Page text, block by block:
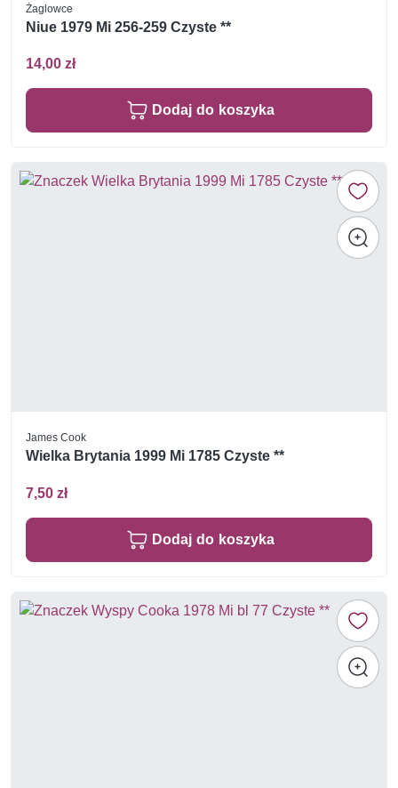
Żaglowce
Niue 1979 Mi 256-259 Czyste **
14,00 zł
Dodaj do koszyka
James Cook
Wielka Brytania 1999 Mi 1785 Czyste **
7,50 zł
Dodaj do koszyka